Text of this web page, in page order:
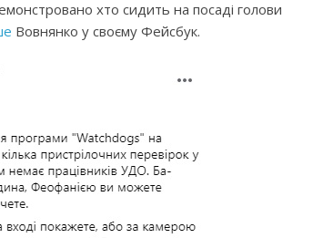
хто сидить на посаді голови
Вовнянко у своєму Фейсбук.